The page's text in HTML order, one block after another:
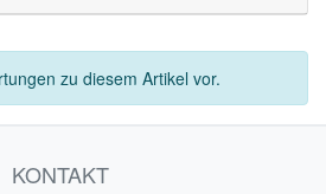
zu diesem Artikel vor.
KONTAKT